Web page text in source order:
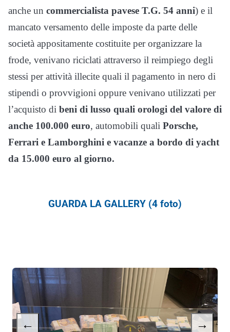
anche un commercialista pavese T.G. 54 anni) e il
mancato versamento delle imposte da parte delle
società appositamente costituite per organizzare la
frode, venivano riciclati attraverso il reimpiego degli
stessi per attività illecite quali il pagamento in nero di
stipendi o provvigioni oppure venivano utilizzati per
l’acquisto di beni di lusso quali orologi del valore di
anche 100.000 euro, automobili quali Porsche,
Ferrari e Lamborghini e vacanze a bordo di yacht
da 15.000 euro al giorno.
GUARDA LA GALLERY (4 foto)
← →